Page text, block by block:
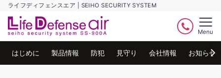
ライフディフェンスエア | SEIHO SECURITY SYSTEM
Menu
はじめに 製品情報 防犯 見守り 会社情報 お知らせ